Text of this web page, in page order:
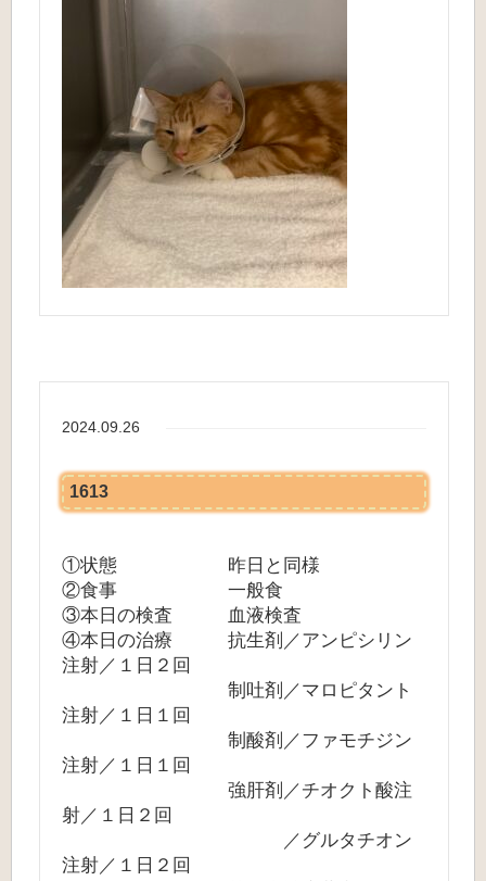
2024.09.26
1613
①状態 昨日と同様
②食事 一般食
③本日の検査 血液検査
④本日の治療 抗生剤／アンピシリン
注射／１日２回
制吐剤／マロピタント
注射／１日１回
制酸剤／ファモチジン
注射／１日１回
強肝剤／チオクト酸注
射／１日２回
／グルタチオン
注射／１日２回